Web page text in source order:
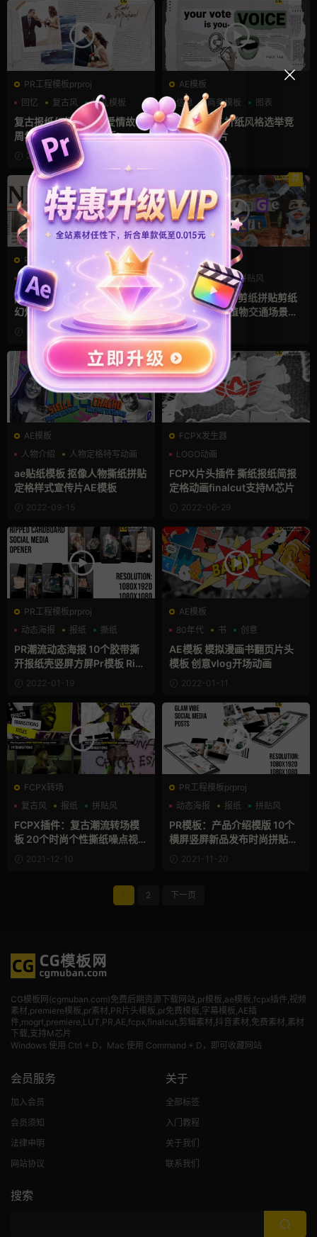
PR工程模板prproj
回忆
复古风 婚礼模板
复古报纸幻灯片 婚礼爱情故事
周年纪念日PR相册模板
2023-05-13
AE模板
信息
商务模板 图表
AE视频包装 折纸风格选举竞
选投票幻灯片
2023-04-14
PR基本图形mogrt
PR基本图形
商务模板
复古风
pr新闻模板 纪录片/纪实报纸
幻灯片展示Pr模板下载
2023-03-22
AE模板
报纸
拼接 拼贴风
482种创意复古剪纸拼贴剪纸
做旧动画人物植物交通场景包
AE脚本 Collage Kit Constru
ctor
2022-11-20
荐
AE模板
人物介绍
人物定格特写动画
定格
ae贴纸模板 抠像人物撕纸拼贴
定格样式宣传片AE模板
2022-09-15
FCPX发生器
LOGO动画
人物定格特写动画
定格
FCPX片头插件 撕纸报纸简报
定格动画finalcut支持M芯片
2022-06-29
PR工程模板prproj
动态海报
报纸 撕纸
PR潮流动态海报 10个胶带撕
开报纸壳竖屏方屏Pr模板 Ripp
ed Cardboard Social Media
Opener
2022-01-19
AE模板
80年代
书 创意
AE模板 模拟漫画书翻页片头
模板 创意vlog开场动画
2022-01-11
FCPX转场
复古风
报纸 拼贴风
FCPX插件：复古潮流转场模
板 20个时尚个性撕纸噪点视频
过渡fcpx插件 Bronx - Transi
2021-12-10
PR工程模板prproj
动态海报
报纸 拼贴风
PR模板：产品介绍模版 10个
横屏竖屏新品发布时尚拼贴报
纸视频模板 Glam Vibe Social
2021-11-20
1 2 下一页
CG模板网(cgmuban.com)免费后期资源下载网站,pr模板,ae模板,fcpx插件,视频
素材,premiere模板,pr素材,PR片头模板,pr免费模板,字幕模板,AE插
件,mogrt,premiere,LUT,PR,AE,fcpx,finalcut,剪辑素材,抖音素材,免费素材,素材
下载,支持M芯片
Windows 使用 Ctrl + D，Mac 使用 Command + D，即可收藏网站
会员服务
加入会员
会员须知
法律申明
网站协议
关于
全部标签
入门教程
关于我们
联系我们
搜索